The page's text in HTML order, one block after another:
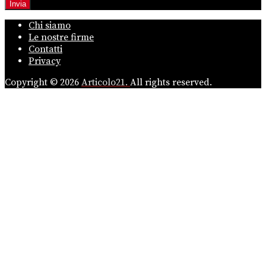
Chi siamo
Le nostre firme
Contatti
Privacy
Copyright © 2026 Articolo21. All rights reserved.